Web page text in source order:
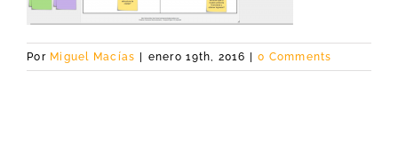
Por Miguel Macías enero 19th, 2016 0 Comments